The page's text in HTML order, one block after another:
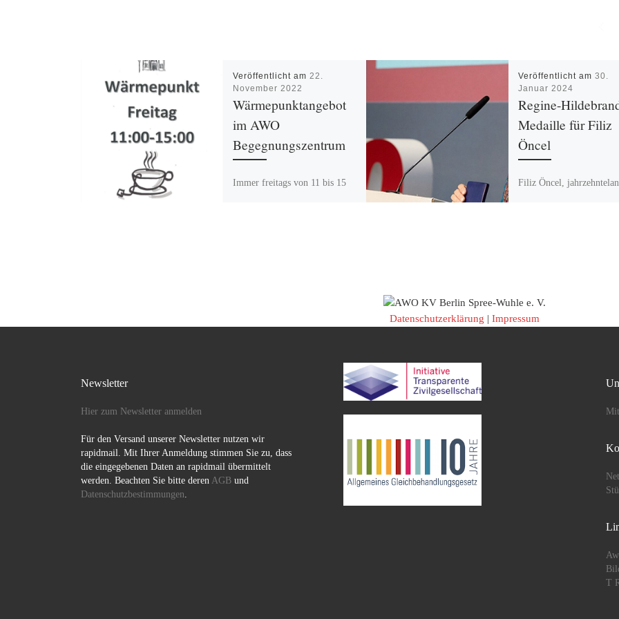
Veröffentlicht am22.
November 2022
Wärmepunktangebot
im AWO
Begegnungszentrum
Immer freitags von 11 bis 15
Veröffentlicht am 30.
Januar 2024
Regine-
Medaille für Filiz
Öncel
Filiz Öncel,
Datenschutzerklärung | Impressum
Newsletter
Hier zum Newsletter anmelden
Für den Versand unserer Newsletter nutzen wir
rapidmail. Mit Ihrer Anmeldung stimmen Sie zu, dass
die eingegebenen Daten an rapidmail übermittelt
werden. Beachten Sie bitte deren AGB und
Datenschutzbestimmungen
T